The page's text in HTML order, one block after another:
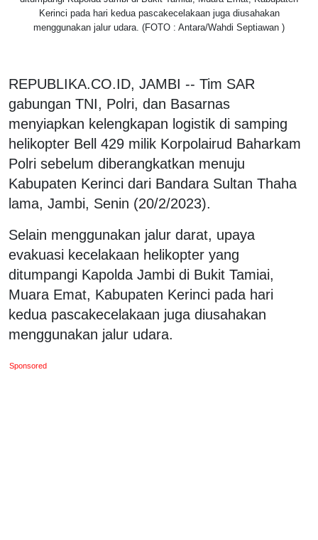
Kerinci pada hari kedua pascakecelakaan juga diusahakan
menggunakan jalur udara. (FOTO : Antara/Wahdi Septiawan )
REPUBLIKA.CO.ID, JAMBI -- Tim SAR
gabungan TNI, Polri, dan Basarnas
menyiapkan kelengkapan logistik di samping
helikopter Bell 429 milik Korpolairud Baharkam
Polri sebelum diberangkatkan menuju
Kabupaten Kerinci dari Bandara Sultan Thaha
lama, Jambi, Senin (20/2/2023).
Selain menggunakan jalur darat, upaya
evakuasi kecelakaan helikopter yang
ditumpangi Kapolda Jambi di Bukit Tamiai,
Muara Emat, Kabupaten Kerinci pada hari
kedua pascakecelakaan juga diusahakan
menggunakan jalur udara.
Sponsored